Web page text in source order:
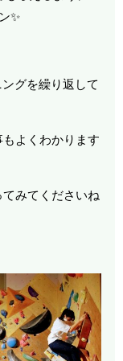
✨
グを繰り返して
よくわかります
みてくださいね